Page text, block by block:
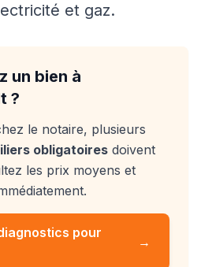
et gaz.
un bien à
?
le notaire, plusieurs
obligatoires doivent
les prix moyens et
pour
→